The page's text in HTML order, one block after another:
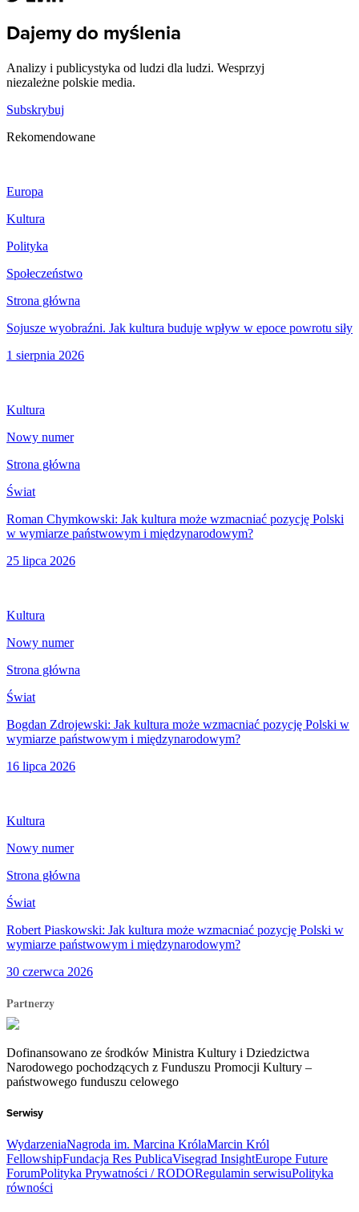
Dajemy do myślenia
Analizy i publicystyka od ludzi dla ludzi. Wesprzyj
niezależne polskie media.
Subskrybuj
Rekomendowane
Europa
Kultura
Polityka
Społeczeństwo
Strona główna
Sojusze wyobraźni. Jak kultura buduje wpływ w epoce powrotu siły
1 sierpnia 2026
Kultura
Nowy numer
Strona główna
Świat
Roman Chymkowski: Jak kultura może wzmacniać pozycję Polski
w wymiarze państwowym i międzynarodowym?
25 lipca 2026
Kultura
Nowy numer
Strona główna
Świat
Bogdan Zdrojewski: Jak kultura może wzmacniać pozycję Polski w
wymiarze państwowym i międzynarodowym?
16 lipca 2026
Kultura
Nowy numer
Strona główna
Świat
Robert Piaskowski: Jak kultura może wzmacniać pozycję Polski w
wymiarze państwowym i międzynarodowym?
30 czerwca 2026
Partnerzy
Dofinansowano ze środków Ministra Kultury i Dziedzictwa
Narodowego pochodzących z Funduszu Promocji Kultury –
państwowego funduszu celowego
Serwisy
WydarzeniaNagroda im. Marcina KrólaMarcin Król
FellowshipFundacja Res PublicaVisegrad InsightEurope Future
ForumPolityka Prywatności / RODORegulamin serwisuPolityka
równości